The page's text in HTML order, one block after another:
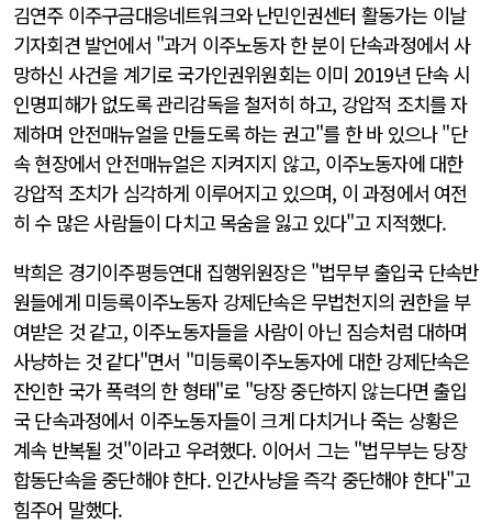
김연주 이주구금대응네트워크와 난민인권센터 활동가는 이날
기자회견 발언에서 "과거 이주노동자 한 분이 단속과정에서 사
망하신 사건을 계기로 국가인권위원회는 이미 2019년 단속 시
인명피해가 없도록 관리감독을 철저히 하고, 강압적 조치를 자
제하며 안전매뉴얼을 만들도록 하는 권고"를 한 바 있으나 "단
속 현장에서 안전매뉴얼은 지켜지지 않고, 이주노동자에 대한
강압적 조치가 심각하게 이루어지고 있으며, 이 과정에서 여전
히 수 많은 사람들이 다치고 목숨을 잃고 있다"고 지적했다.
박희은 경기이주평등연대 집행위원장은 "법무부 출입국 단속반
원들에게 미등록이주노동자 강제단속은 무법천지의 권한을 부
여받은 것 같고, 이주노동자들을 사람이 아닌 짐승처럼 대하며
사냥하는 것 같다"면서 "미등록이주노동자에 대한 강제단속은
잔인한 국가 폭력의 한 형태"로 "당장 중단하지 않는다면 출입
국 단속과정에서 이주노동자들이 크게 다치거나 죽는 상황은
계속 반복될 것"이라고 우려했다. 이어서 그는 "법무부는 당장
합동단속을 중단해야 한다. 인간사냥을 즉각 중단해야 한다"고
힘주어 말했다.